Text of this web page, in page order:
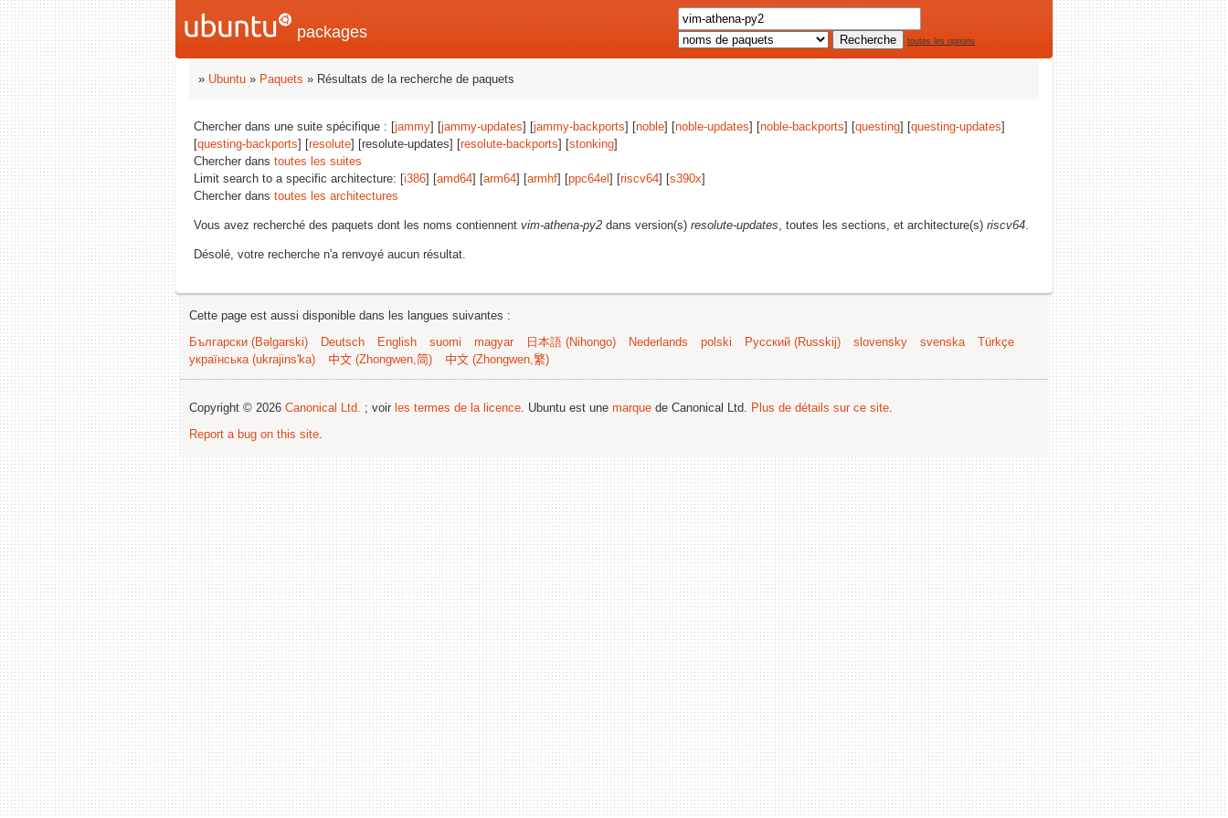
packages toutes les options
» Ubuntu » Paquets » Résultats de la recherche de paquets
Chercher dans une suite spécifique : [jammy] [jammy-updates] [jammy-backports] [noble] [noble-updates] [noble-backports] [questing] [questing-updates]
[questing-backports] [resolute] [resolute-updates] [resolute-backports] [stonking]
Chercher dans toutes les suites
Limit search to a specific architecture: [i386] [amd64] [arm64] [armhf] [ppc64el ] [riscv64] [s390x]
Chercher dans toutes les architectures
Vous avez recherché des paquets dont les noms contiennent vim-athena-py2 dans version(s) resolute-updates, toutes les sections, et architecture(s) riscv64.
Désolé, votre recherche n'a renvoyé aucun résultat.
Cette page est aussi disponible dans les langues suivantes :
Български (Bəlgarski)
Deutsch English suomi magyar 日本語 (Nihongo) Nederlands polski Русский (Russkij) slovensky svenska
Türkçe
українська (ukrajins'ka)
中文 (Zhongwen,简) 中文 (Zhongwen,繁)
Copyright © 2026 Canonical Ltd. ; voir les termes de la licence. Ubuntu est une marque de Canonical Ltd. Plus de détails sur ce site.
Report a bug on this site.